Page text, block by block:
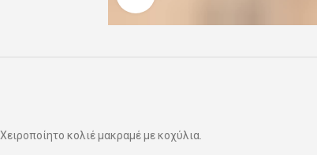
Χειροποίητο κολιέ μακραμέ με κοχύλια.